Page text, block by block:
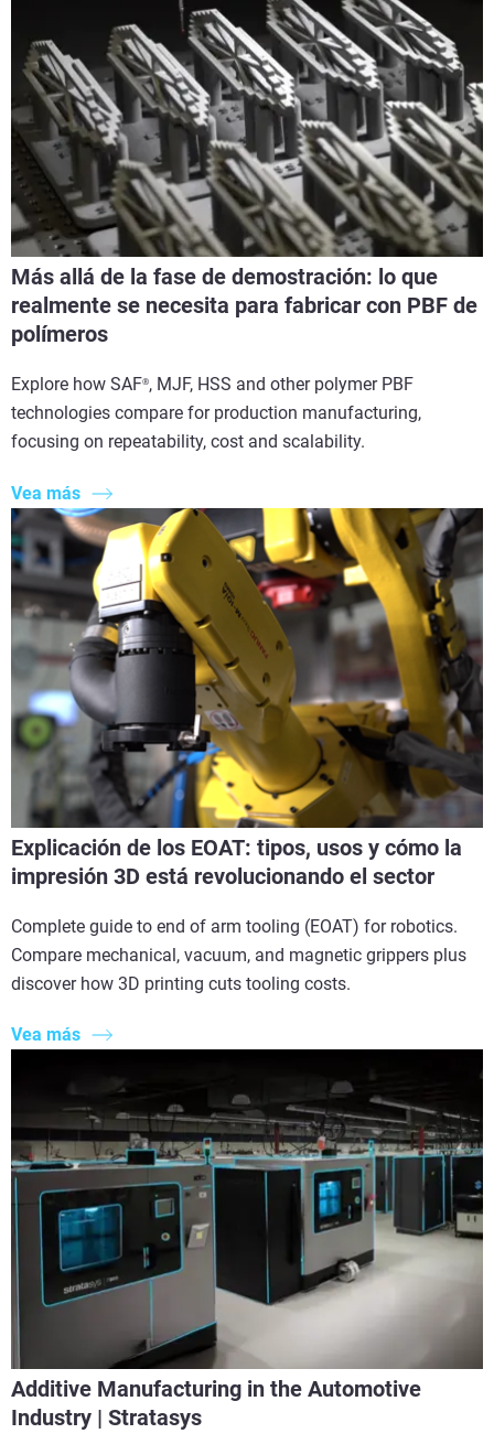
Más allá de la fase de demostración: lo que
realmente se necesita para fabricar con PBF de
polímeros
Explore how SAF®, MJF, HSS and other polymer PBF
technologies compare for production manufacturing,
focusing on repeatability, cost and scalability.
Vea más
Explicación de los EOAT: tipos, usos y cómo la
impresión 3D está revolucionando el sector
Complete guide to end of arm tooling (EOAT) for robotics.
Compare mechanical, vacuum, and magnetic grippers plus
discover how 3D printing cuts tooling costs.
Vea más
Additive Manufacturing in the Automotive
Industry | Stratasys